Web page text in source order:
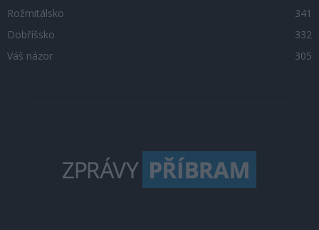
Rožmitálsko
341
Dobříšsko
332
Váš názor
305